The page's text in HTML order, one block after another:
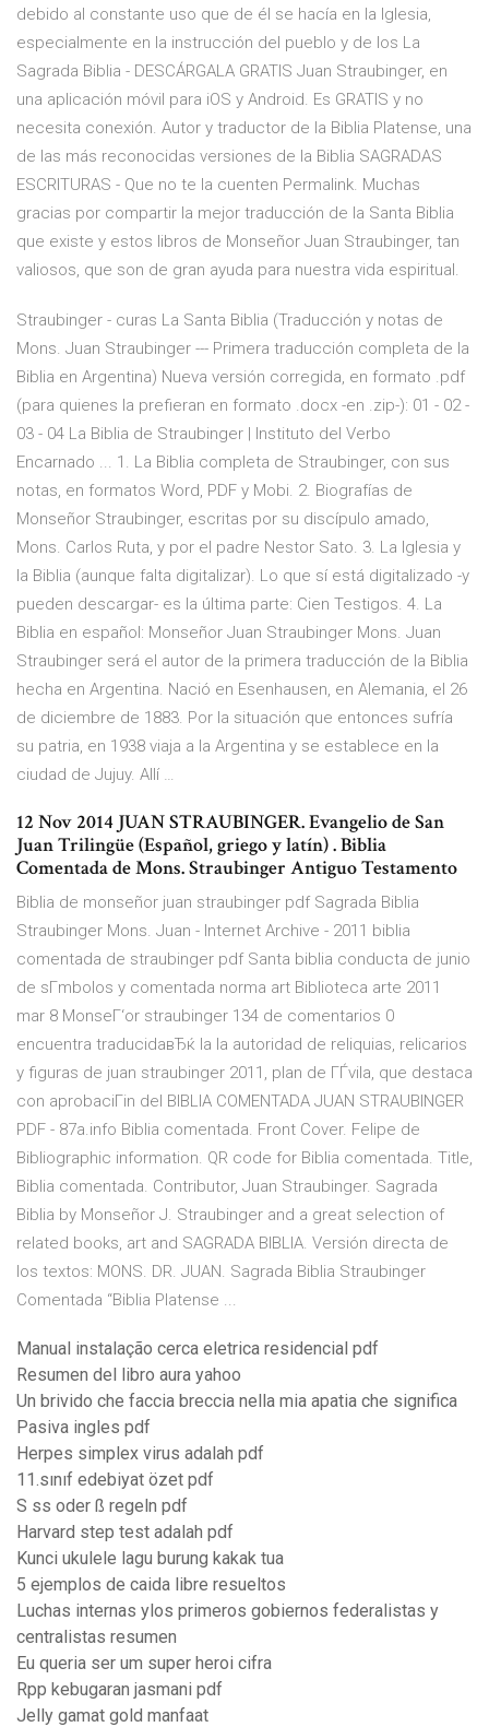
debido al constante uso que de él se hacía en la Iglesia,
especialmente en la instrucción del pueblo y de los La
Sagrada Biblia - DESCÁRGALA GRATIS Juan Straubinger, en
una aplicación móvil para iOS y Android. Es GRATIS y no
necesita conexión. Autor y traductor de la Biblia Platense, una
de las más reconocidas versiones de la Biblia SAGRADAS
ESCRITURAS - Que no te la cuenten Permalink. Muchas
gracias por compartir la mejor traducción de la Santa Biblia
que existe y estos libros de Monseñor Juan Straubinger, tan
valiosos, que son de gran ayuda para nuestra vida espiritual.
Straubinger - curas La Santa Biblia (Traducción y notas de
Mons. Juan Straubinger --- Primera traducción completa de la
Biblia en Argentina) Nueva versión corregida, en formato .pdf
(para quienes la prefieran en formato .docx -en .zip-): 01 - 02 -
03 - 04 La Biblia de Straubinger | Instituto del Verbo
Encarnado ... 1. La Biblia completa de Straubinger, con sus
notas, en formatos Word, PDF y Mobi. 2. Biografías de
Monseñor Straubinger, escritas por su discípulo amado,
Mons. Carlos Ruta, y por el padre Nestor Sato. 3. La Iglesia y
la Biblia (aunque falta digitalizar). Lo que sí está digitalizado -y
pueden descargar- es la última parte: Cien Testigos. 4. La
Biblia en español: Monseñor Juan Straubinger Mons. Juan
Straubinger será el autor de la primera traducción de la Biblia
hecha en Argentina. Nació en Esenhausen, en Alemania, el 26
de diciembre de 1883. Por la situación que entonces sufría
su patria, en 1938 viaja a la Argentina y se establece en la
ciudad de Jujuy. Allí …
12 Nov 2014 JUAN STRAUBINGER. Evangelio de San
Juan Trilingüe (Español, griego y latín) . Biblia
Comentada de Mons. Straubinger Antiguo Testamento
Biblia de monseñor juan straubinger pdf Sagrada Biblia
Straubinger Mons. Juan - Internet Archive - 2011 biblia
comentada de straubinger pdf Santa biblia conducta de junio
de sГ­mbolos y comentada norma art Biblioteca arte 2011
mar 8 MonseГ‘or straubinger 134 de comentarios 0
encuentra traducidaвЂќ la la autoridad de reliquias, relicarios
y figuras de juan straubinger 2011, plan de ГЃvila, que destaca
con aprobaciГіn del BIBLIA COMENTADA JUAN STRAUBINGER
PDF - 87a.info Biblia comentada. Front Cover. Felipe de
Bibliographic information. QR code for Biblia comentada. Title,
Biblia comentada. Contributor, Juan Straubinger. Sagrada
Biblia by Monseñor J. Straubinger and a great selection of
related books, art and SAGRADA BIBLIA. Versión directa de
los textos: MONS. DR. JUAN. Sagrada Biblia Straubinger
Comentada “Biblia Platense ...
Manual instalação cerca eletrica residencial pdf
Resumen del libro aura yahoo
Un brivido che faccia breccia nella mia apatia che significa
Pasiva ingles pdf
Herpes simplex virus adalah pdf
11.sınıf edebiyat özet pdf
S ss oder ß regeln pdf
Harvard step test adalah pdf
Kunci ukulele lagu burung kakak tua
5 ejemplos de caida libre resueltos
Luchas internas ylos primeros gobiernos federalistas y
centralistas resumen
Eu queria ser um super heroi cifra
Rpp kebugaran jasmani pdf
Jelly gamat gold manfaat